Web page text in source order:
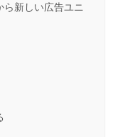
ら新しい広告ユニ